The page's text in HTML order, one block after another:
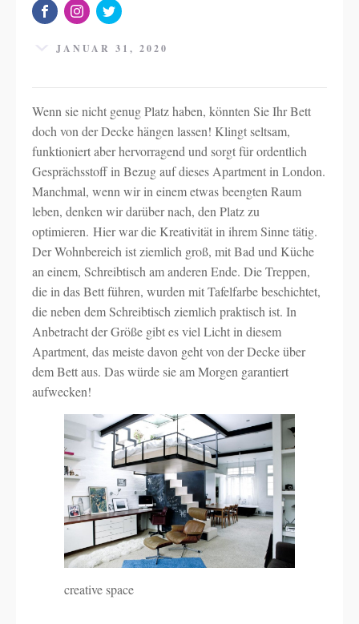
JANUAR 31, 2020
Wenn sie nicht genug Platz haben, könnten Sie Ihr Bett
doch von der Decke hängen lassen! Klingt seltsam,
funktioniert aber hervorragend und sorgt für ordentlich
Gesprächsstoff in Bezug auf dieses Apartment in London.
Manchmal, wenn wir in einem etwas beengten Raum
leben, denken wir darüber nach, den Platz zu
optimieren. Hier war die Kreativität in ihrem Sinne tätig.
Der Wohnbereich ist ziemlich groß, mit Bad und Küche
an einem, Schreibtisch am anderen Ende. Die Treppen,
die in das Bett führen, wurden mit Tafelfarbe beschichtet,
die neben dem Schreibtisch ziemlich praktisch ist. In
Anbetracht der Größe gibt es viel Licht in diesem
Apartment, das meiste davon geht von der Decke über
dem Bett aus. Das würde sie am Morgen garantiert
aufwecken!
creative space